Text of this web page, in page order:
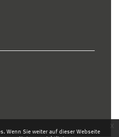
Wenn Sie weiter auf dieser Webseite
x